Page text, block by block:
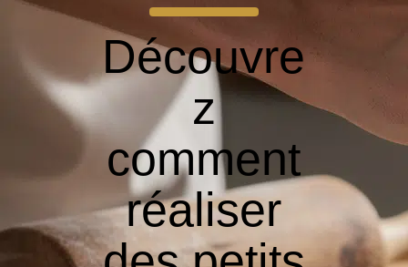
Découvre
z
comment
réaliser